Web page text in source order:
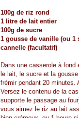
100g de riz rond
1 litre de lait entier
100g de sucre
1 gousse de vanille (ou 1
cannelle (facultatif)
Dans une casserole à
le lait, le sucre et la
frémir pendant 20 minutes.
Versez le contenu de la
supporte le passage au
vous aimez le riz au lait